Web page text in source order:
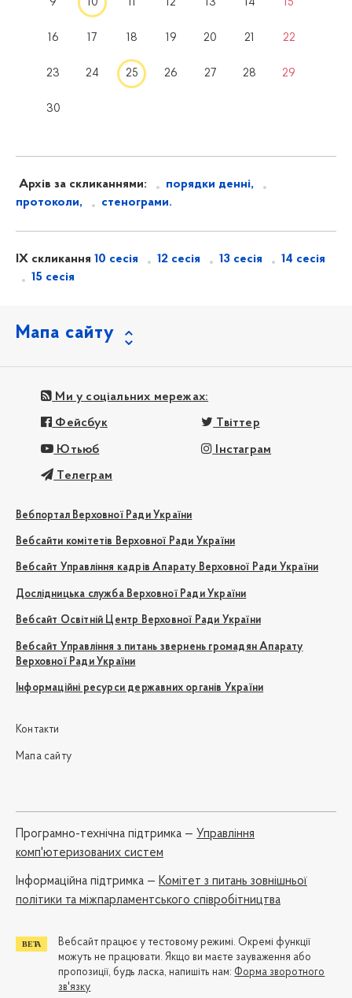
9 10 11 12 13 14 15
16 17 18 19 20 21 22
23 24 25 26 27 28 29
30
Архів за скликаннями:
порядки денні,
протоколи,
стенограми.
IX скликання 10 сесія 12 сесія 13 сесія
14 сесія
15 сесія
Мапа сайту
Ми у соціальних мережах:
Фейсбук Твіттер
Ютьюб Інстаграм
Телеграм
Вебпортал Верховної Ради України
Вебсайти комітетів Верховної Ради України
Вебсайт Управління кадрів Апарату Верховної Ради України
Дослідницька служба Верховної Ради України
Вебсайт Освітній Центр Верховної Ради України
Вебсайт Управління з питань звернень громадян Апарату
Верховної Ради України
Інформаційні ресурси державних органів України
Контакти
Мапа сайту
Програмно-технічна підтримка — Управління
комп'ютеризованих систем
Iнформаційна підтримка — Комітет з питань зовнішньої
політики та міжпарламентського співробітництва
Вебсайт працює у тестовому режимі. Окремі функції
можуть не працювати. Якщо ви маєте зауваження або
пропозиції, будь ласка, напишіть нам: Форма зворотного
зв'язку